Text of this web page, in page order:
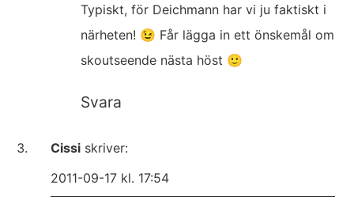
Typiskt, för Deichmann har vi ju faktiskt i
närheten! 😉 Får lägga in ett önskemål om
skoutseende nästa höst 🙂
Svara
Cissi skriver:
2011-09-17 kl. 17:54